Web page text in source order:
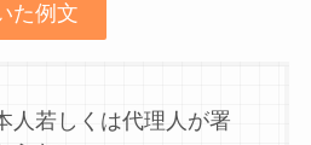
た例文
人若しくは代理人が署